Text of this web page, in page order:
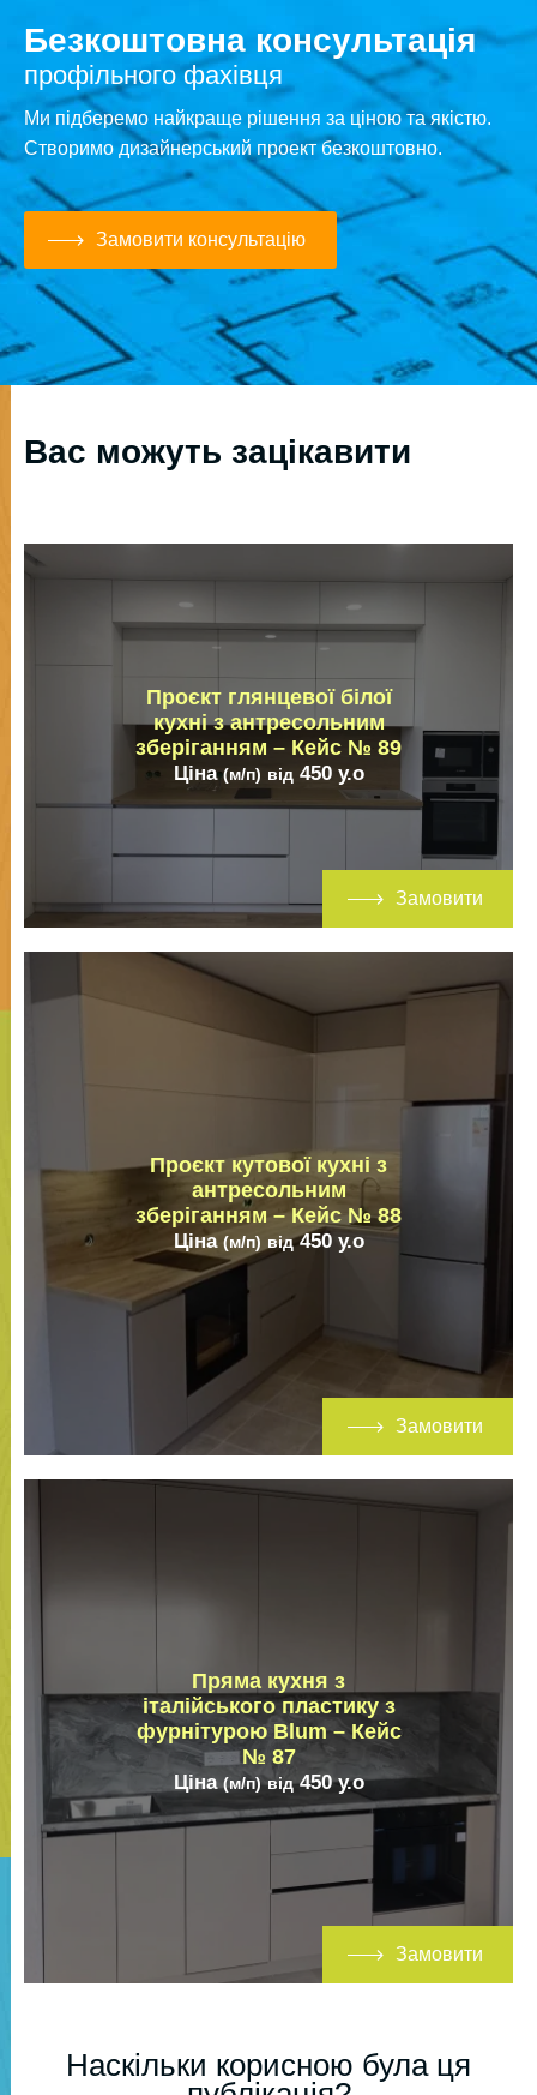
Безкоштовна консультація
профільного фахівця
Ми підберемо найкраще рішення за ціною та якістю.
Створимо дизайнерський проект безкоштовно.
Замовити консультацію
Вас можуть зацікавити
Проєкт глянцевої білої
кухні з антресольним
зберіганням – Кейс № 89
Ціна(м/п) від450 у.о
Замовити
Проєкт кутової кухні з
антресольним
зберіганням – Кейс № 88
Ціна (м/п) від450 у.о
Замовити
Пряма кухня з
італійського пластику з
фурнітурою Blum – Кейс
№ 87
Ціна (м/п) від450у.о
Замовити
Наскільки корисною була ця